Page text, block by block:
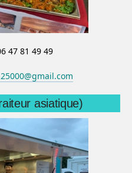
47 81 49 49
asiatique)